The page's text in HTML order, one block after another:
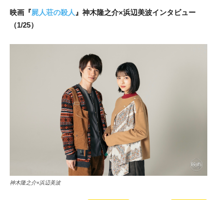
映画『屍人荘の殺人 』神木隆之介×浜辺美波インタビュー
（1/25）
神木隆之介×浜辺美波